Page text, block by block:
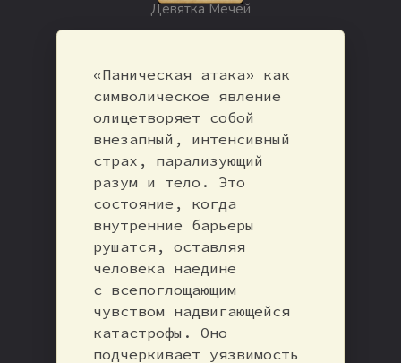
Девятка Мечей
«Паническая атака» как
символическое явление
олицетворяет собой
внезапный, интенсивный
страх, парализующий
разум и тело. Это
состояние, когда
внутренние барьеры
рушатся, оставляя
человека наедине
с всепоглощающим
чувством надвигающейся
катастрофы. Оно
подчеркивает уязвимость